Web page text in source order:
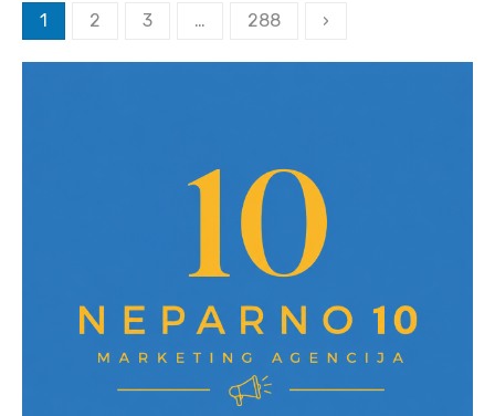
Posts
pagination
1 2 3 … 288 ›